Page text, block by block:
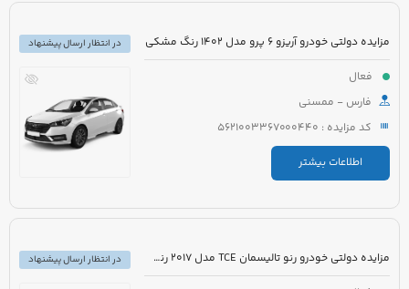
مزایده دولتی خودرو آریزو 6 پرو مدل 1402 رنگ مشکی
فعال
فارس - ممسنی
کد مزایده : 5621003367000440
اطلاعات بیشتر
در انتظار ارسال پیشنهاد
مزایده دولتی خودرو رنو تالیسمان TCE مدل 2017 رنگ مشکی متالیک
در انتظار ارسال پیشنهاد